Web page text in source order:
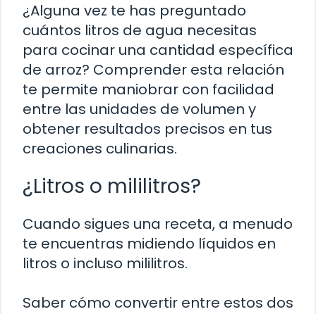
¿Alguna vez te has preguntado
cuántos litros de agua necesitas
para cocinar una cantidad específica
de arroz? Comprender esta relación
te permite maniobrar con facilidad
entre las unidades de volumen y
obtener resultados precisos en tus
creaciones culinarias.
¿Litros o mililitros?
Cuando sigues una receta, a menudo
te encuentras midiendo líquidos en
litros o incluso mililitros.
Saber cómo convertir entre estos dos